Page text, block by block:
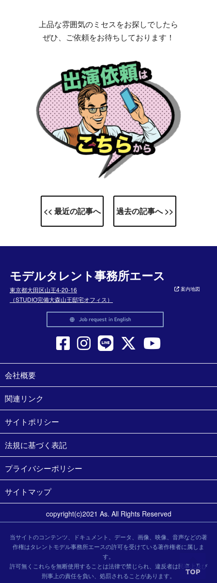
上品な雰囲気のミセスをお探しでしたら
ぜひ、ご依頼をお待ちしております！
<< 最近の記事へ 過去の記事へ >>
モデルタレント事務所エース
東京都大田区山王4-20-16
（STUDIO完備大森山王邸宅オフィス）
案内地図
会社概要
関連リンク
サイトポリシー
法規に基づく表記
プライバシーポリシー
サイトマップ
copyright(c)2021 As. All Rights Reserved
当サイトのコンテンツ、ドキュメント、データ、画像、映像、音声などの著
作権はタレントモデル事務所エースの許可を受けている著作権者に属しま
す。
許可無くこれらを無断使用することは法律で禁じられ、違反者は民事上及び
刑事上の責任を負い、処罰されることがあります。